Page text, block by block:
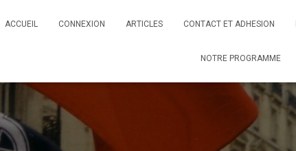
ACCUEIL CONNEXION ARTICLES CONTACT ET ADHESION
NOTRE PROGRAMME